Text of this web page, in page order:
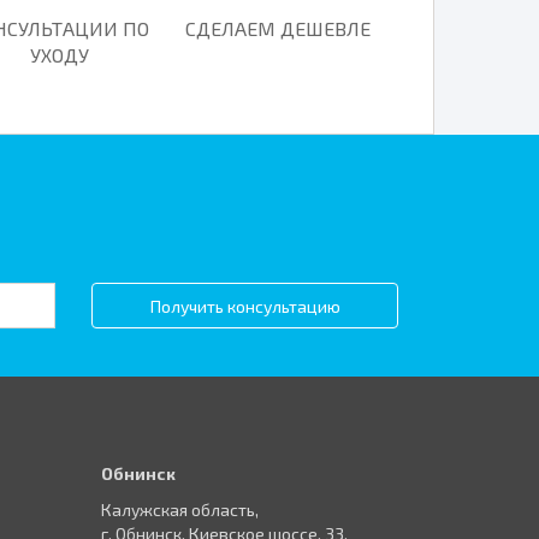
ПО
УХОДУ
СДЕЛАЕМ ДЕШЕВЛЕ
Получить консультацию
Обнинск
Калужская область,
г. Обнинск, Киевское шоссе, 33,